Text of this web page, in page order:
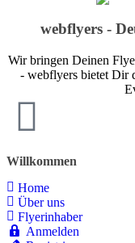
webflyers -
Wir bringen Deinen
- webflyers bietet Dir
Willkommen
Home
Über uns
Flyerinhaber
Anmelden